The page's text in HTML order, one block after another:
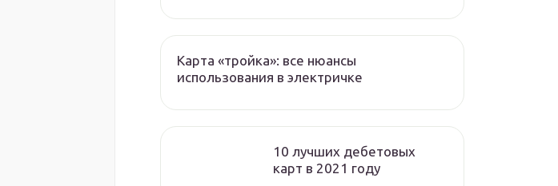
Карта «тройка»: все нюансы
использования в электричке
10 лучших дебетовых
карт в 2021 году